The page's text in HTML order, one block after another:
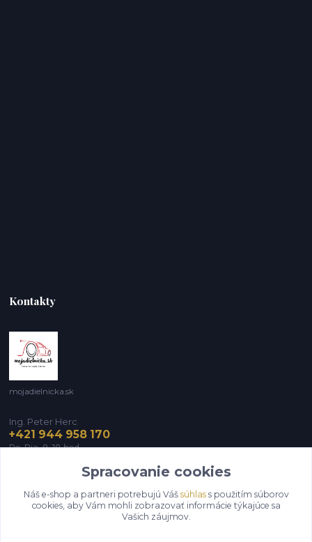
Kontakty
mojadielnicka.sk
Ing. Peter Herc
+421 944 958 170
Po-Pia, 8-18 hod.
infomojadielnicka@gmail.com
Spracovanie cookies
Náš e-shop a partneri potrebujú Váš súhlass použitím súborov
cookies, aby Vám mohli zobrazovať informácie týkajúce sa
Vašich záujmov.